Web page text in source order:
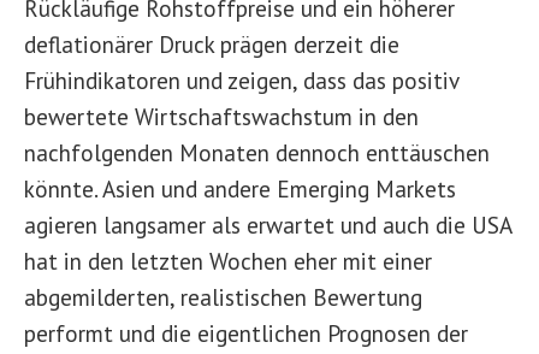
Rückläufige Rohstoffpreise und ein höherer
deflationärer Druck prägen derzeit die
Frühindikatoren und zeigen, dass das positiv
bewertete Wirtschaftswachstum in den
nachfolgenden Monaten dennoch enttäuschen
könnte. Asien und andere Emerging Markets
agieren langsamer als erwartet und auch die USA
hat in den letzten Wochen eher mit einer
abgemilderten, realistischen Bewertung
performt und die eigentlichen Prognosen der